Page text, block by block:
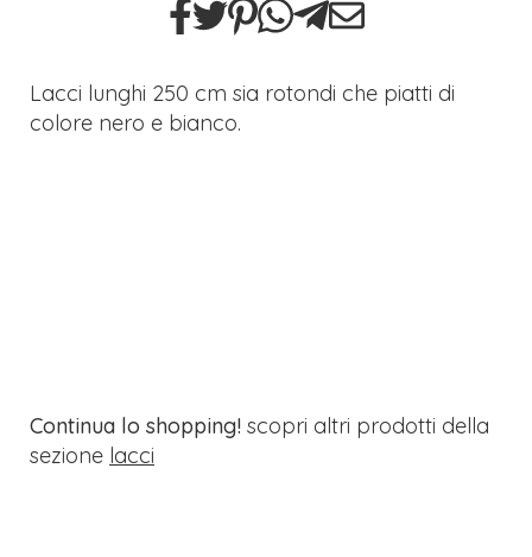
Lacci lunghi 250 cm sia rotondi che piatti di
colore nero e bianco.
Continua lo shopping! scopri altri prodotti della
sezione lacci